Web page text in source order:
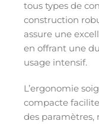
tous types de
construction
assure une
en offrant une
usage intensif.
L’ergonomie
compacte
des paramètres,